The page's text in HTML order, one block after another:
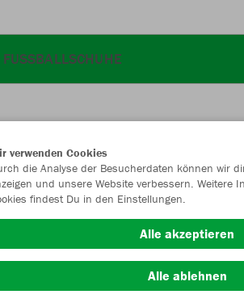
FUSSBALLSCHUHE
verwenden Cookies
die Analyse der Besucherdaten können wir
und unsere Website verbessern. Weitere
findest Du in den Einstellungen.
Alle akzeptieren
Alle ablehnen